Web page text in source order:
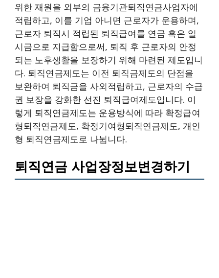
위한 재원을 외부의 금융기관퇴직연금사업자에
적립하고, 이를 기업 아니면 근로자가 운용하며,
근로자 퇴직시 적립된 퇴직급여를 연금 혹은 일
시금으로 지급함으로써, 퇴직 후 근로자의 안정
되는 노후생활을 보장하기 위해 마련된 제도입니
다. 퇴직연금제도는 이전 퇴직금제도의 단점을
보완하여 퇴직금을 사외적립하고, 근로자의 수급
권 보장을 강화한 선진 퇴직급여제도입니다. 이
렇게 퇴직연금제도는 운용방식에 따라 확정급여
형퇴직연금제도, 확정기여형퇴직연금제도, 개인
형 퇴직연금제도로 나뉩니다.
퇴직연금 사업장정보변경하기